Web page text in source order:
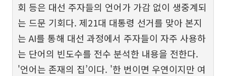
회 등은 대선 주자들의 언어가 가감 없이 생중계되
는 드문 기회다. 제21대 대통령 선거를 맞아 본지
는 AI를 통해 대선 과정에서 주자들이 자주 사용하
는 단어의 빈도수를 전수 분석한 내용을 전한다.
'언어는 존재의 집’이다. '한 번이면 우연이지만 여